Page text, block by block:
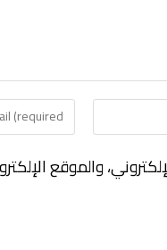
والموقع